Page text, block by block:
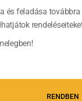
olívaolajat egy
Pároljuk pár
Pár perc párolás
és feladása
RENDBEN